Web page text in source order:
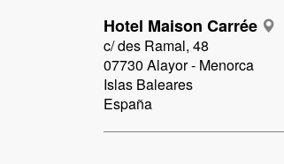
Hotel Maison Carrée
c/ des Ramal, 48
07730 Alayor - Menorca
Islas Baleares
España